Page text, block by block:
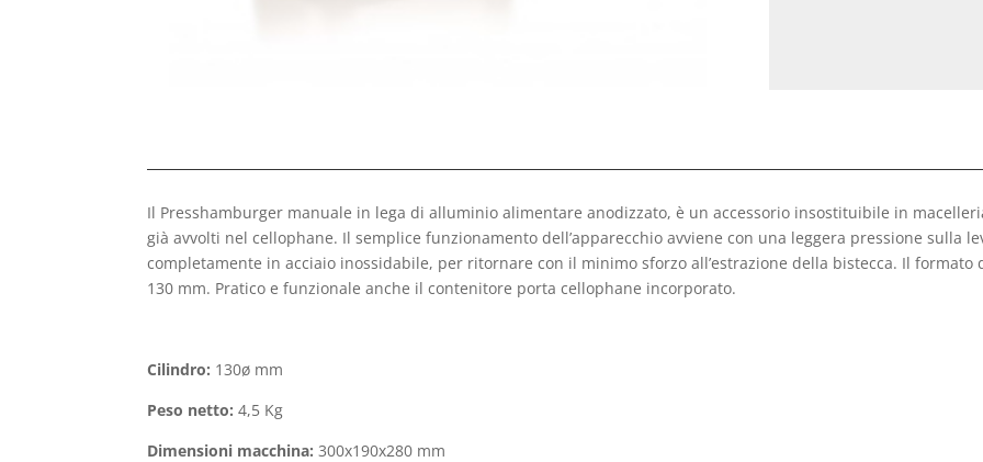
Il Presshamburger manuale in lega di alluminio alimentare anodizzato, è un accessorio insostituibile in
già avvolti nel cellophane. Il semplice funzionamento dell’apparecchio avviene con una leggera pressione sulla
completamente in acciaio inossidabile, per ritornare con il minimo sforzo all’estrazione della bistecca. Il
130 mm. Pratico e funzionale anche il contenitore porta cellophane incorporato.
Cilindro: 130ø mm
Peso netto: 4,5 Kg
Dimensioni macchina:300x190x280 mm